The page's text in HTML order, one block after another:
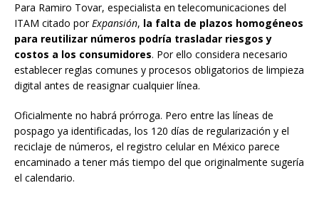
Para Ramiro Tovar, especialista en telecomunicaciones del
ITAM citado porExpansión, la falta de plazos homogéneos
para reutilizar números podría trasladar riesgos y
costos a los consumidores. Por ello considera necesario
establecer reglas comunes y procesos obligatorios de limpieza
digital antes de reasignar cualquier línea.
Oficialmente no habrá prórroga. Pero entre las líneas de
pospago ya identificadas, los 120 días de regularización y el
reciclaje de números, el registro celular en México parece
encaminado a tener más tiempo del que originalmente sugería
el calendario.